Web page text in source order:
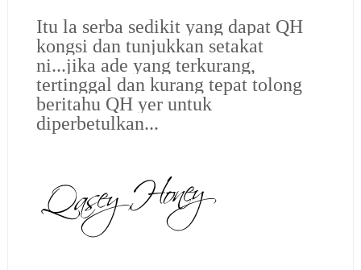
Itu la serba sedikit yang dapat QH
kongsi dan tunjukkan setakat
ni...jika ade yang terkurang,
tertinggal dan kurang tepat tolong
beritahu QH yer untuk
diperbetulkan...